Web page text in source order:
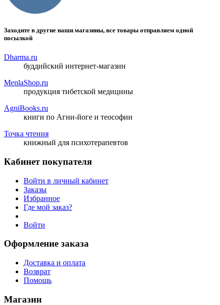
Заходите в другие наши магазины, все товары отправляем одной
посылкой
Dharma.ru
буддийский интернет-магазин
MenlaShop.ru
продукция тибетской медицины
AgniBooks.ru
книги по Агни-йоге и теософии
Точка чтения
книжный для психотерапевтов
Кабинет покупателя
Войти в личный кабинет
Заказы
Избранное
Где мой заказ?
Войти
Оформление заказа
Доставка и оплата
Возврат
Помощь
Магазин